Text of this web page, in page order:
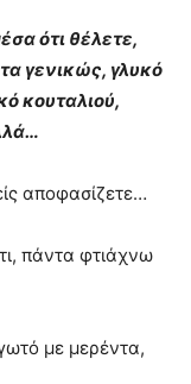
ότι θέλετε,
γενικώς, γλυκό
κουταλιού,
αποφασίζετε…
πάντα φτιάχνω
με μερέντα,